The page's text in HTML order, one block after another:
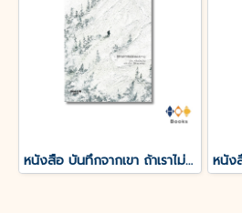
หนังสือ บันทึกจากเขา ถ้าเราไม่ได้เจอกันอีก